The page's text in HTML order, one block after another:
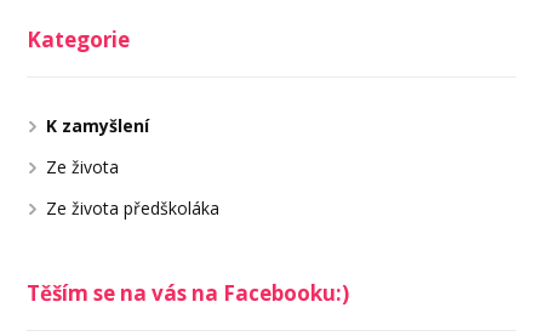
Kategorie
K zamyšlení
Ze života
Ze života předškoláka
Těším se na vás na Facebooku:)